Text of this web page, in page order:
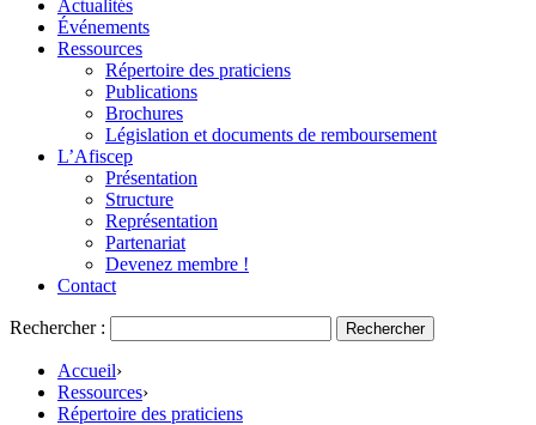
Actualités
Événements
Ressources
Répertoire des praticiens
Publications
Brochures
Législation et documents de remboursement
L’Afiscep
Présentation
Structure
Représentation
Partenariat
Devenez membre !
Contact
Rechercher :
Accueil›
Ressources›
Répertoire des praticiens